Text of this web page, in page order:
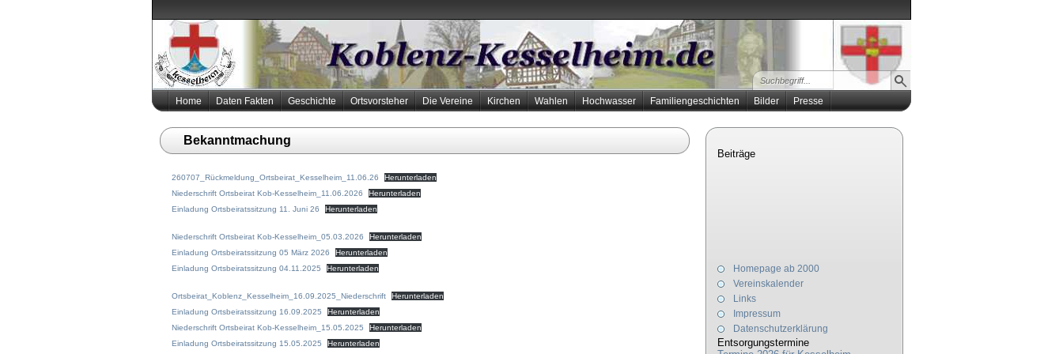
Home Daten Fakten Geschichte Ortsvorsteher Die Vereine Kirchen Wahlen Hochwasser Familiengeschichten Bilder Presse
Beiträge
Homepage ab 2000
Vereinskalender
Links
Impressum
Datenschutzerklärung
Entsorgungstermine
Bekanntmachung
260707_Rückmeldung_Ortsbeirat_Kesselheim_11.06.26
Herunterladen
Niederschrift Ortsbeirat Kob-Kesselheim_11.06.2026
Herunterladen
Einladung Ortsbeiratssitzung 11. Juni 26
Herunterladen
Niederschrift Ortsbeirat Kob-Kesselheim_05.03.2026
Herunterladen
Einladung Ortsbeiratssitzung 05 März 2026
Herunterladen
Einladung Ortsbeiratssitzung 04.11.2025
Herunterladen
Ortsbeirat_Koblenz_Kesselheim_16.09.2025_Niederschrift
Herunterladen
Einladung Ortsbeiratssitzung 16.09.2025
Herunterladen
Niederschrift Ortsbeirat Kob-Kesselheim_15.05.2025
Herunterladen
Einladung Ortsbeiratssitzung 15.05.2025
Herunterladen